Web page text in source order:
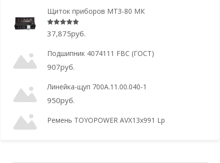
Щиток приборов МТЗ-80 МК
Оценка5.00 из 5
37,875руб.
Подшипник 4074111 FBC (ГОСТ)
907руб.
Линейка-щуп 700А.11.00.040-1
950руб.
Ремень TOYOPOWER AVX13x991 Lp